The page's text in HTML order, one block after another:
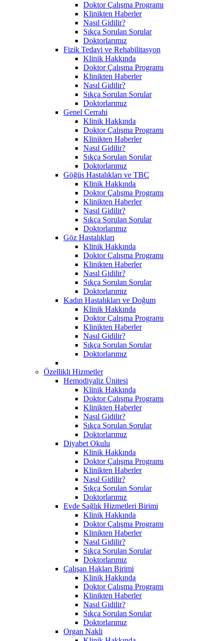
Doktor Çalışma Programı
Klinikten Haberler
Nasıl Gidilir?
Sıkça Sorulan Sorular
Doktorlarımız
Fizik Tedavi ve Rehabilitasyon
Klinik Hakkında
Doktor Çalışma Programı
Klinikten Haberler
Nasıl Gidilir?
Sıkça Sorulan Sorular
Doktorlarımız
Genel Cerrahi
Klinik Hakkında
Doktor Çalışma Programı
Klinikten Haberler
Nasıl Gidilir?
Sıkça Sorulan Sorular
Doktorlarımız
Göğüs Hastalıkları ve TBC
Klinik Hakkında
Doktor Çalışma Programı
Klinikten Haberler
Nasıl Gidilir?
Sıkça Sorulan Sorular
Doktorlarımız
Göz Hastalıkları
Klinik Hakkında
Doktor Çalışma Programı
Klinikten Haberler
Nasıl Gidilir?
Sıkça Sorulan Sorular
Doktorlarımız
Kadın Hastalıkları ve Doğum
Klinik Hakkında
Doktor Çalışma Programı
Klinikten Haberler
Nasıl Gidilir?
Sıkça Sorulan Sorular
Doktorlarımız
Özellikli Hizmetler
Hemodiyaliz Ünitesi
Klinik Hakkında
Doktor Çalışma Programı
Klinikten Haberler
Nasıl Gidilir?
Sıkça Sorulan Sorular
Doktorlarımız
Diyabet Okulu
Klinik Hakkında
Doktor Çalışma Programı
Klinikten Haberler
Nasıl Gidilir?
Sıkça Sorulan Sorular
Doktorlarımız
Evde Sağlık Hizmetleri Birimi
Klinik Hakkında
Doktor Çalışma Programı
Klinikten Haberler
Nasıl Gidilir?
Sıkça Sorulan Sorular
Doktorlarımız
Çalışan Hakları Birimi
Klinik Hakkında
Doktor Çalışma Programı
Klinikten Haberler
Nasıl Gidilir?
Sıkça Sorulan Sorular
Doktorlarımız
Organ Nakli